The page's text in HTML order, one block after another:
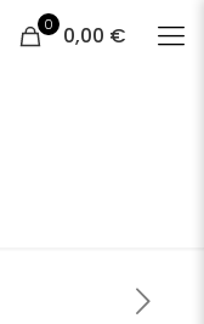
0 0,00 €